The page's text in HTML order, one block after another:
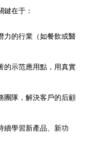
在于：
力的行業（如餐飲或醫
的示范應用點，用真實
團隊，解決客戶的后顧
續學習新產品、新功